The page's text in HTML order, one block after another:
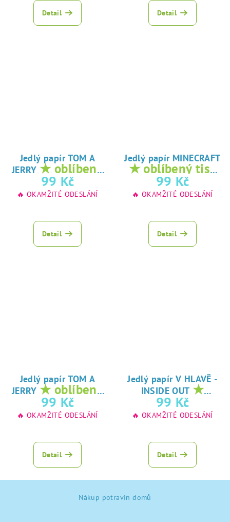
Detail Detail
Jedlý papír TOM A
JERRY ★ oblíbený
tisk na jedlý
papír
99 Kč
🔥 OKAMŽITÉ ODESLÁNÍ
Detail
Jedlý papír MINECRAFT
★ oblíbený tisk
na jedlý papír
99 Kč
🔥 OKAMŽITÉ ODESLÁNÍ
Detail
Jedlý papír TOM A
JERRY ★ oblíbený
tisk na jedlý
papír
99 Kč
🔥 OKAMŽITÉ ODESLÁNÍ
Detail
Jedlý papír V HLAVĚ -
INSIDE OUT ★
oblíbený tisk na
jedlý papír
99 Kč
🔥 OKAMŽITÉ ODESLÁNÍ
Detail
Nákup potravin domů